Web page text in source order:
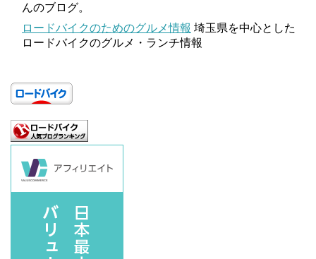
んのブログ。
ロードバイクのためのグルメ情報 埼玉県を中心とした
ロードバイクのグルメ・ランチ情報